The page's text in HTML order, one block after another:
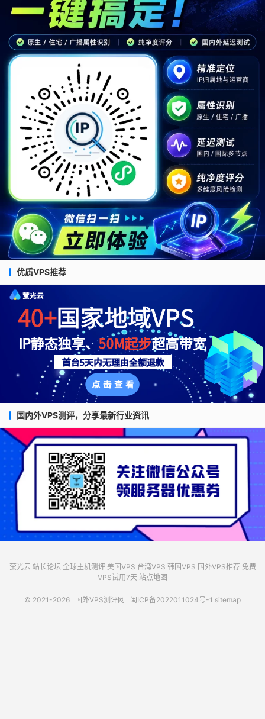
优质VPS推荐
国内外VPS测评，分享最新行业资讯
萤光云 站长论坛 全球主机测评 美国VPS 台湾VPS 韩国VPS 国外VPS推荐 免费
VPS试用7天 站点地图
© 2021-2026 国外VPS测评网 闽ICP备2022011024号-1 sitemap